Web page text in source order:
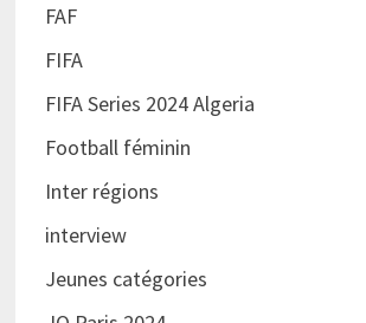
FAF
FIFA
FIFA Series 2024 Algeria
Football féminin
Inter régions
interview
Jeunes catégories